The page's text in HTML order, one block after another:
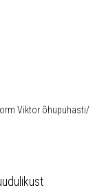
Viktor õhupuhasti/